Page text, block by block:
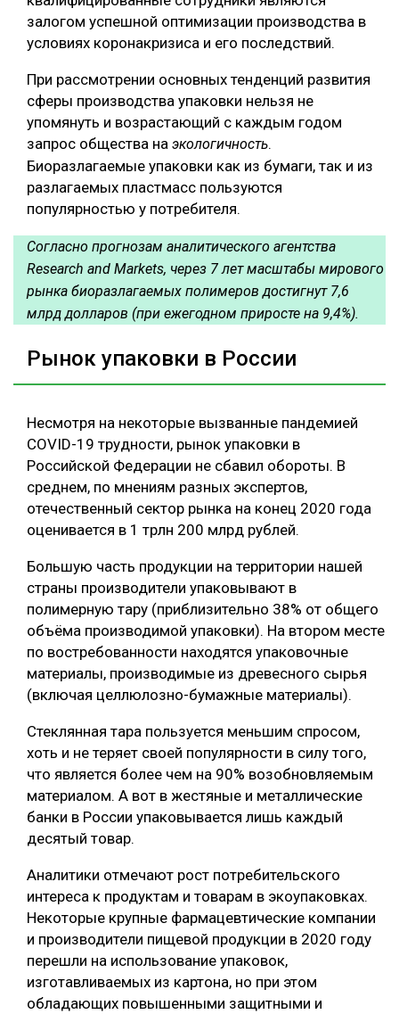
залогом успешной оптимизации производства в
условиях коронакризиса и его последствий.
При рассмотрении основных тенденций развития
сферы производства упаковки нельзя не
упомянуть и возрастающий с каждым годом
запрос общества на экологичность.
Биоразлагаемые упаковки как из бумаги, так и из
разлагаемых пластмасс пользуются
популярностью у потребителя.
Согласно прогнозам аналитического агентства
Research and Markets, через 7 лет масштабы мирового
рынка биоразлагаемых полимеров достигнут 7,6
млрд долларов (при ежегодном приросте на 9,4%).
Рынок упаковки в России
Несмотря на некоторые вызванные пандемией
COVID-19 трудности, рынок упаковки в
Российской Федерации не сбавил обороты. В
среднем, по мнениям разных экспертов,
отечественный сектор рынка на конец 2020 года
оценивается в 1 трлн 200 млрд рублей.
Большую часть продукции на территории нашей
страны производители упаковывают в
полимерную тару (приблизительно 38% от общего
объёма производимой упаковки). На втором месте
по востребованности находятся упаковочные
материалы, производимые из древесного сырья
(включая целлюлозно-бумажные материалы).
Стеклянная тара пользуется меньшим спросом,
хоть и не теряет своей популярности в силу того,
что является более чем на 90% возобновляемым
материалом. А вот в жестяные и металлические
банки в России упаковывается лишь каждый
десятый товар.
Аналитики отмечают рост потребительского
интереса к продуктам и товарам в экоупаковках.
Некоторые крупные фармацевтические компании
и производители пищевой продукции в 2020 году
перешли на использование упаковок,
изготавливаемых из картона, но при этом
обладающих повышенными защитными и